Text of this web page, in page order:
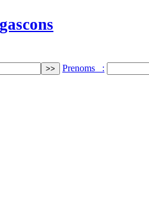
Prenoms :